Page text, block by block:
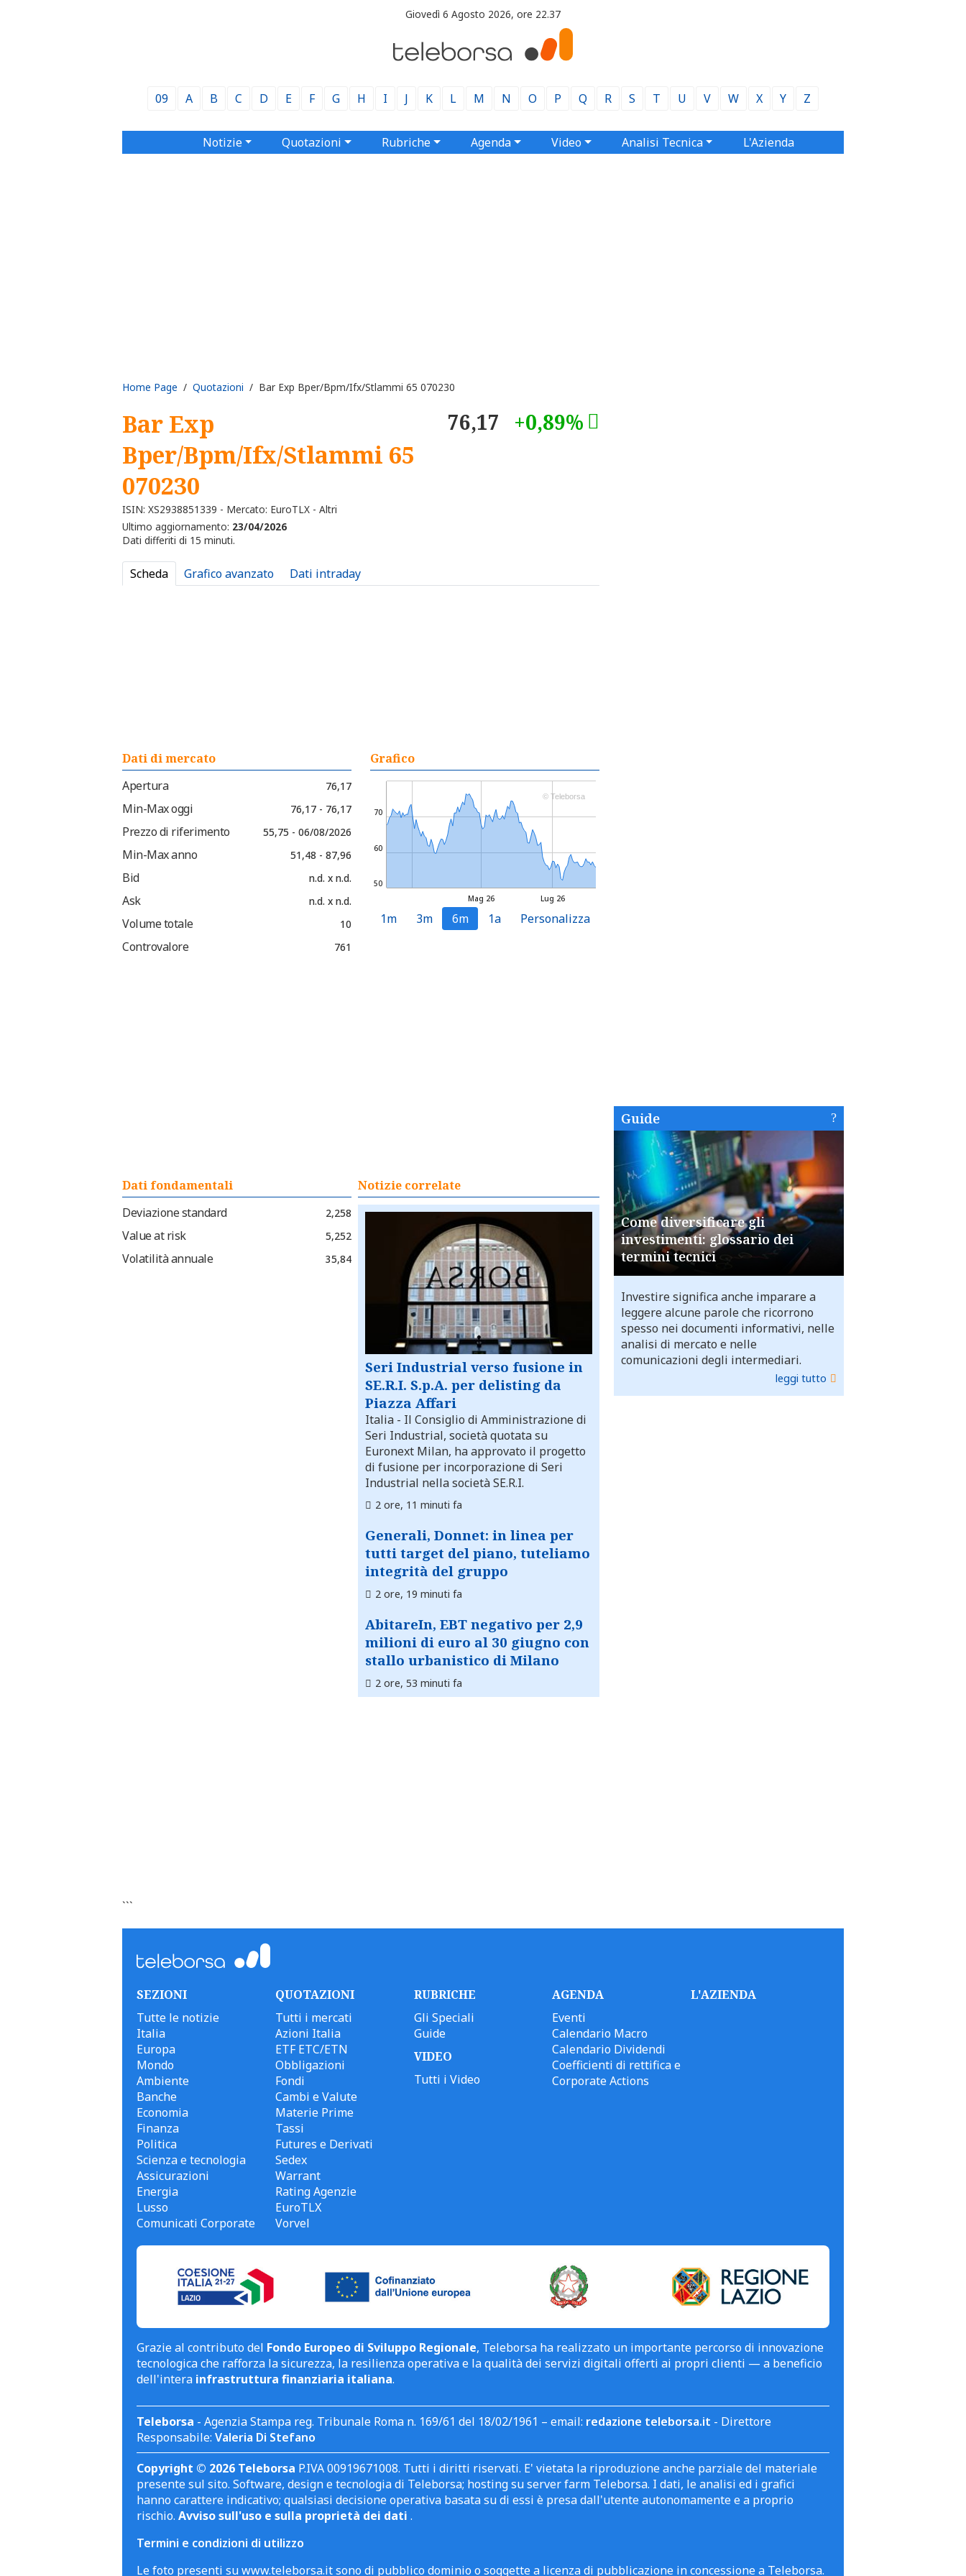
Giovedì 6 Agosto 2026, ore 22.37
09 A B C D E F G H I J K L M N O P Q R S T U V W X Y Z
Notizie Quotazioni Rubriche Agenda Video Analisi Tecnica L'Azienda
Home Page / Quotazioni / Bar Exp Bper/Bpm/Ifx/Stlammi 65 070230
Bar Exp
Bper/Bpm/Ifx/Stlammi 65
070230
ISIN: XS2938851339 - Mercato: EuroTLX - Altri
76,17 +0,89%
Ultimo aggiornamento: 23/04/2026
Dati differiti di 15 minuti.
Scheda Grafico avanzato Dati intraday
Dati di mercato
Apertura
76,17
Min-Max oggi 76,17 - 76,17
Prezzo di riferimento 55,75 - 06/08/2026
Min-Max anno 51,48 - 87,96
Bid n.d. x n.d.
Ask n.d. x n.d.
Volume totale 10
Controvalore 761
Grafico
Lug 26
Mag 26
50
60
70
© Teleborsa
1m 3m 6m 1a Personalizza
Dati fondamentali
Deviazione standard
2,258
Value at risk 5,252
Volatilità annuale 35,84
Notizie correlate
Seri Industrial verso fusione in
SE.R.I. S.p.A. per delisting da
Piazza Affari
Italia - Il Consiglio di Amministrazione di
Seri Industrial, società quotata su
Euronext Milan, ha approvato il progetto
di fusione per incorporazione di Seri
Industrial nella società SE.R.I.
2 ore, 11 minuti fa
Generali, Donnet: in linea per
tutti target del piano, tuteliamo
integrità del gruppo
2 ore, 19 minuti fa
AbitareIn, EBT negativo per 2,9
milioni di euro al 30 giugno con
stallo urbanistico di Milano
2 ore, 53 minuti fa
```
Guide
Come diversificare gli
investimenti: glossario dei
termini tecnici
Investire significa anche imparare a
leggere alcune parole che ricorrono
spesso nei documenti informativi, nelle
analisi di mercato e nelle
comunicazioni degli intermediari.
leggi tutto
SEZIONI
Tutte le notizie
Italia
Europa
Mondo
Ambiente
Banche
Economia
Finanza
Politica
Scienza e tecnologia
Assicurazioni
Energia
Lusso
Comunicati Corporate
QUOTAZIONI
Tutti i mercati
Azioni Italia
ETF ETC/ETN
Obbligazioni
Fondi
Cambi e Valute
Materie Prime
Tassi
Futures e Derivati
Sedex
Warrant
Rating Agenzie
EuroTLX
Vorvel
RUBRICHE
Gli Speciali
Guide
VIDEO
Tutti i Video
AGENDA
Eventi
Calendario Macro
Calendario Dividendi
Coefficienti di rettifica e
Corporate Actions
L'AZIENDA
Grazie al contributo del Fondo Europeo di Sviluppo Regionale, Teleborsa ha realizzato un importante percorso di innovazione
tecnologica che rafforza la sicurezza, la resilienza operativa e la qualità dei servizi digitali offerti ai propri clienti — a beneficio
dell'intera infrastruttura finanziaria italiana.
Teleborsa - Agenzia Stampa reg. Tribunale Roma n. 169/61 del 18/02/1961 – email: redazione teleborsa.it - Direttore
Responsabile: Valeria Di Stefano
Copyright © 2026 Teleborsa P.IVA 00919671008. Tutti i diritti riservati. E' vietata la riproduzione anche parziale del materiale
presente sul sito. Software, design e tecnologia di Teleborsa; hosting su server farm Teleborsa. I dati, le analisi ed i grafici
hanno carattere indicativo; qualsiasi decisione operativa basata su di essi è presa dall'utente autonomamente e a proprio
rischio. Avviso sull'uso e sulla proprietà dei dati .
Termini e condizioni di utilizzo
Le foto presenti su www.teleborsa.it sono di pubblico dominio o soggette a licenza di pubblicazione in concessione a Teleborsa.